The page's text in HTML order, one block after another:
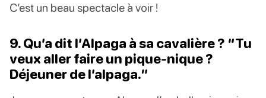
C’est un beau spectacle à voir !
9. Qu’a dit l’Alpaga à sa cavalière ? “Tu
veux aller faire un pique-nique ?
Déjeuner de l’alpaga.”